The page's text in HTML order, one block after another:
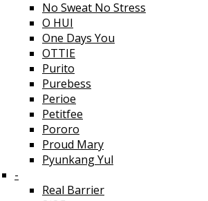
No Sweat No Stress
O HUI
One Days You
OTTIE
Purito
Purebess
Perioe
Petitfee
Pororo
Proud Mary
Pyunkang Yul
-
Real Barrier